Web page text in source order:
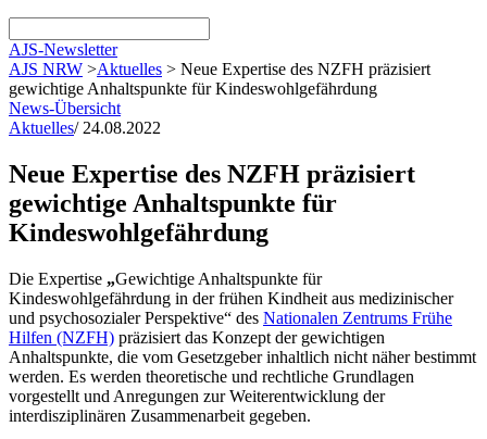
AJS-Newsletter
AJS NRW >Aktuelles > Neue Expertise des NZFH präzisiert
gewichtige Anhaltspunkte für Kindeswohlgefährdung
News-Übersicht
Aktuelles/ 24.08.2022
Neue Expertise des NZFH präzisiert
gewichtige Anhaltspunkte für
Kindeswohlgefährdung
Die Expertise „Gewichtige Anhaltspunkte für
Kindeswohlgefährdung in der frühen Kindheit aus medizinischer
und psychosozialer Perspektive“ des Nationalen Zentrums Frühe
Hilfen (NZFH) präzisiert das Konzept der gewichtigen
Anhaltspunkte, die vom Gesetzgeber inhaltlich nicht näher bestimmt
werden. Es werden theoretische und rechtliche Grundlagen
vorgestellt und Anregungen zur Weiterentwicklung der
interdisziplinären Zusammenarbeit gegeben.